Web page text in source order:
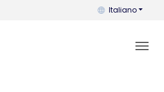
Puoi cambiare
Italiano